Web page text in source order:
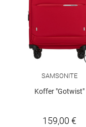
SAMSONITE
Koffer "Gotwist"
159,00 €